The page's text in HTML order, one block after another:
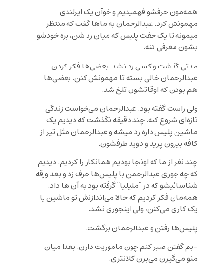
همه‌مون حرفشو فهمیدیم و خوآن یک ایرلندی
مهمونش کرد. عبدالرحمان به ماها گفت که منتظر
میمونه تا یک جفت پلیس که میان رد شن، بره خودشو
بشون معرفی کنه.
مدتی گذشت و کسی رد نشد. بعضی‌ها فکر کردن
عبدالرحمان خالی بسته تا مهمونش کنن. بعضی‌ها
هم بودن که اوقاتشون تلخ شد.
ولی راست گفته بود. عبدالرحمان می‌خواست زندگی
تازه‌ای شروع کنه. چند دقیقه نگذشت که دیدیم یک
ماشین پلیس داره رد میشه و عبدالرحمان مثل تیر از
کافه بیرون پرید و دوید طرفشون.
چند نفر از ما که اونجا بودیم همانکار را کردیم. دیدیم
که چه جوری عبدالرحمن با پلیس‌ها حرف زد و بعد ورقه
شناسائیشو که در “ملیلیا” گرفته بود به آن ها داد.
همه‌مان فکر کردیم که حالا می‌اندازنش تو ماشین یا
یک کاری می‌کنن، ولی اینجوری نشد.
پلیس‌ها رفتن و عبدالرحمان برگشت.
-بم گفتن صبر کنم چون ماموریت دارن. بعدا میان
منو می‌گیرن می‌برن کلانتری.